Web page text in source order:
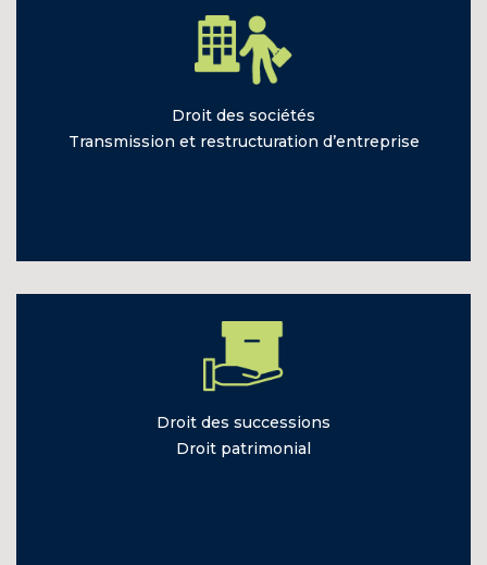
Droit des sociétés
Transmission et restructuration d’entreprise
Droit des successions
Droit patrimonial